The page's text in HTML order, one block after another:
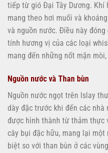
tiếp từ gió Đại Tây Dương.
mang theo hơi muối và
và nguồn nước. Điều này
tính hương vị của các loại
mang đến những nốt mặn
Nguồn nước và Than bùn
Nguồn nước ngọt trên Islay
dày đặc trước khi đến các
được hình thành từ thảm thực
cây bụi đặc hữu, mang lại
biệt so với than bùn ở các